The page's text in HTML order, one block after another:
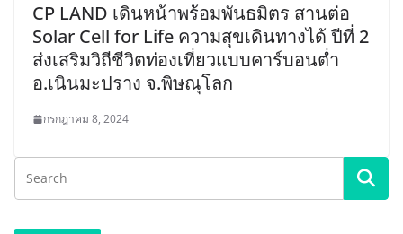
CP LAND เดินหน้าพร้อมพันธมิตร สานต่อ
Solar Cell for Life ความสุขเดินทางได้ ปีที่ 2
ส่งเสริมวิถีชีวิตท่องเที่ยวแบบคาร์บอนต่ำ
อ.เนินมะปราง จ.พิษณุโลก
กรกฎาคม 8, 2024